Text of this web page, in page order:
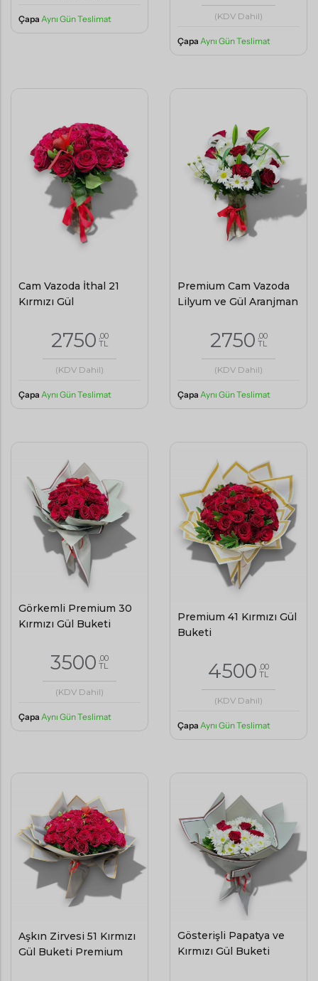
Çapa Aynı Gün Teslimat (KDV Dahil)
Çapa Aynı Gün Teslimat
Cam Vazoda İthal 21
Kırmızı Gül
2750 ,00
TL
(KDV Dahil)
Çapa Aynı Gün Teslimat
Premium Cam Vazoda
Lilyum ve Gül Aranjman
2750 ,00
TL
(KDV Dahil)
Çapa Aynı Gün Teslimat
Görkemli Premium 30
Kırmızı Gül Buketi
3500 ,00
TL
(KDV Dahil)
Çapa Aynı Gün Teslimat
Premium 41 Kırmızı Gül
Buketi
4500 ,00
TL
(KDV Dahil)
Çapa Aynı Gün Teslimat
Aşkın Zirvesi 51 Kırmızı
Gül Buketi Premium
Gösterişli Papatya ve
Kırmızı Gül Buketi